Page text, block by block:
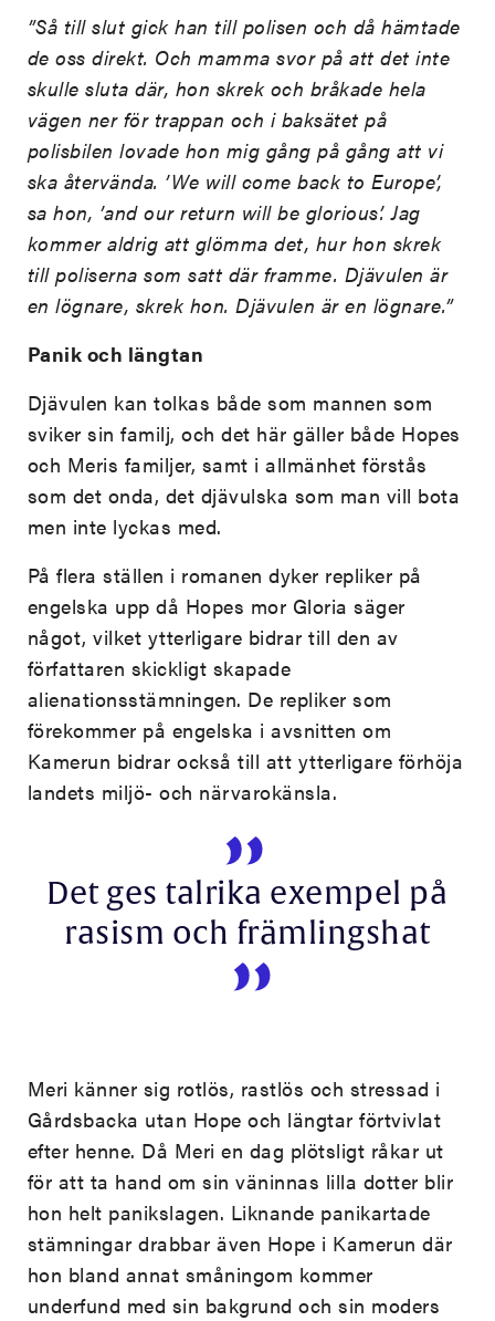
”Så till slut gick han till polisen och då hämtade
de oss direkt. Och mamma svor på att det inte
skulle sluta där, hon skrek och bråkade hela
vägen ner för trappan och i baksätet på
polisbilen lovade hon mig gång på gång att vi
ska återvända. ’We will come back to Europe’,
sa hon, ’and our return will be glorious’. Jag
kommer aldrig att glömma det, hur hon skrek
till poliserna som satt där framme. Djävulen är
en lögnare, skrek hon. Djävulen är en lögnare.”
Panik och längtan
Djävulen kan tolkas både som mannen som
sviker sin familj, och det här gäller både Hopes
och Meris familjer, samt i allmänhet förstås
som det onda, det djävulska som man vill bota
men inte lyckas med.
På flera ställen i romanen dyker repliker på
engelska upp då Hopes mor Gloria säger
något, vilket ytterligare bidrar till den av
författaren skickligt skapade
alienationsstämningen. De repliker som
förekommer på engelska i avsnitten om
Kamerun bidrar också till att ytterligare förhöja
landets miljö- och närvarokänsla.
Det ges talrika exempel på
rasism och främlingshat
Meri känner sig rotlös, rastlös och stressad i
Gårdsbacka utan Hope och längtar förtvivlat
efter henne. Då Meri en dag plötsligt råkar ut
för att ta hand om sin väninnas lilla dotter blir
hon helt panikslagen. Liknande panikartade
stämningar drabbar även Hope i Kamerun där
hon bland annat småningom kommer
underfund med sin bakgrund och sin moders